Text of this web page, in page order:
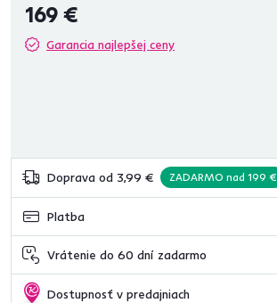
169 €
Garancia najlepšej ceny
Doprava od 3,99 € ZADARMO nad 199 €
Platba
Vrátenie do 60 dní zadarmo
Dostupnosť v predajniach